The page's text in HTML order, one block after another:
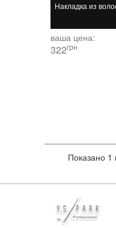
Накладка из
ваша цена:
322грн
Показано 1